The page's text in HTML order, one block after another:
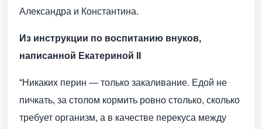
Александра и Константина.
Из инструкции по воспитанию внуков,
написанной Екатериной II
“Никаких перин — только закаливание. Едой не
пичкать, за столом кормить ровно столько, сколько
требует организм, а в качестве перекуса между